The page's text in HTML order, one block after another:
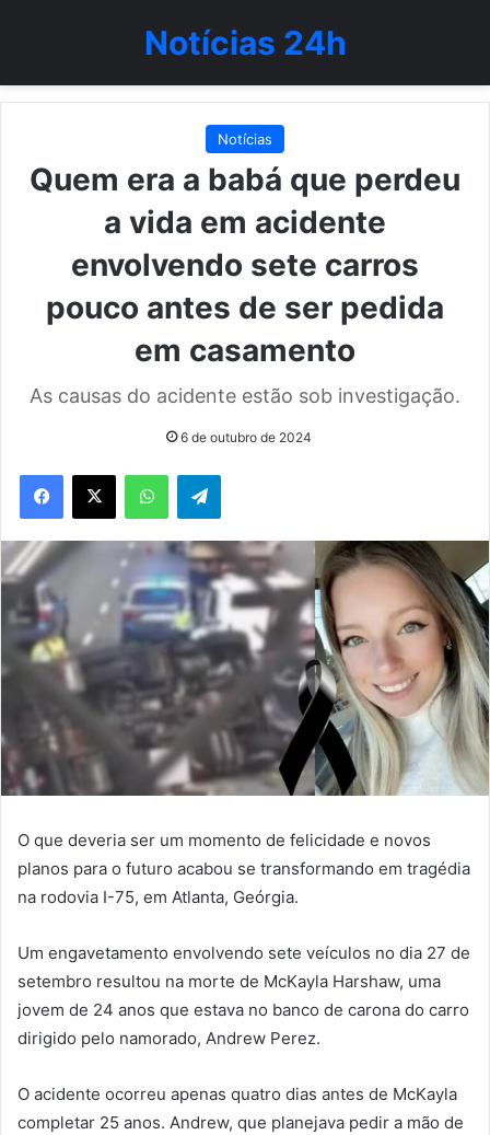
Notícias 24h
Notícias
Quem era a babá que perdeu
a vida em acidente
envolvendo sete carros
pouco antes de ser pedida
em casamento
As causas do acidente estão sob investigação.
6 de outubro de 2024
WhatsAppTelegram
O que deveria ser um momento de felicidade e novos
planos para o futuro acabou se transformando em tragédia
na rodovia I-75, em Atlanta, Geórgia.
Um engavetamento envolvendo sete veículos no dia 27 de
setembro resultou na morte de McKayla Harshaw, uma
jovem de 24 anos que estava no banco de carona do carro
dirigido pelo namorado, Andrew Perez.
O acidente ocorreu apenas quatro dias antes de McKayla
completar 25 anos. Andrew, que planejava pedir a mão de